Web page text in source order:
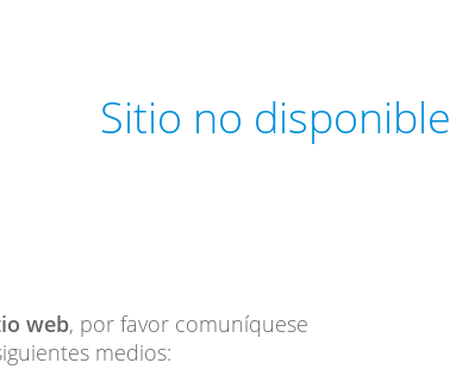
Sitio no disponible
web, por favor comuníquese
medios: